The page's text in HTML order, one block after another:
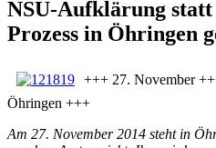
NSU-Aufklärung statt
Prozess in Öhringen
+++ 27. November
Öhringen +++
Am 27. November 2014 steht in